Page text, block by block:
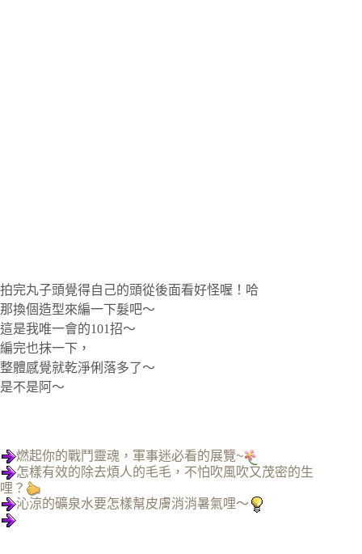
拍完丸子頭覺得自己的頭從後面看好怪喔！哈
那換個造型來編一下髮吧～
這是我唯一會的101招～
編完也抹一下，
整體感覺就乾淨俐落多了～
是不是阿～
燃起你的戰鬥靈魂，軍事迷必看的展覽~
怎樣有效的除去煩人的毛毛，不怕吹風吹又茂密的生
哩？
沁涼的礦泉水要怎樣幫皮膚消消暑氣哩～